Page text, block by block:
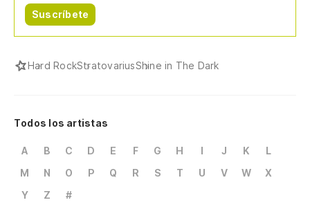
Suscríbete
Hard RockStratovariusShine in The Dark
Todos los artistas
A B C D E F G H I J K
L
M
N O P Q R S T U V W
X
Y
Z #